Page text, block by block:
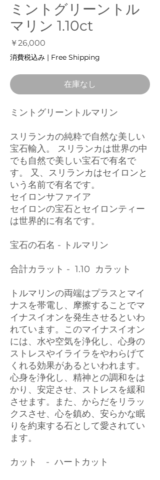
ミントグリーントル
マリン 1.10ct
￥26,000
格
消費税込み | Free Shipping
在庫なし
ミントグリーントルマリン
スリランカの純粋で自然な美しい
宝石輸入。 スリランカは世界の中
でも自然で美しい宝石で有名で
す。 又、スリランカはセイロンと
いう名前で有名です。
セイロンサファイア
セイロンの宝石とセイロンティー
は世界的に有名です。
宝石の石名 - トルマリン
合計カラット - 1.10 カラット
トルマリンの両端はプラスとマイ
ナスを帯電し、摩擦することでマ
イナスイオンを発生させるといわ
れています。このマイナスイオン
には、水や空気を浄化し、心身の
ストレスやイライラをやわらげて
くれる効果があるといわれます。
心身を浄化し、精神との調和をは
かり、安定させ、ストレスを緩和
させます。また、からだをリラッ
クスさせ、心を鎮め、安らかな眠
りを約束する石として愛されてい
ます。
カット - ハートカット